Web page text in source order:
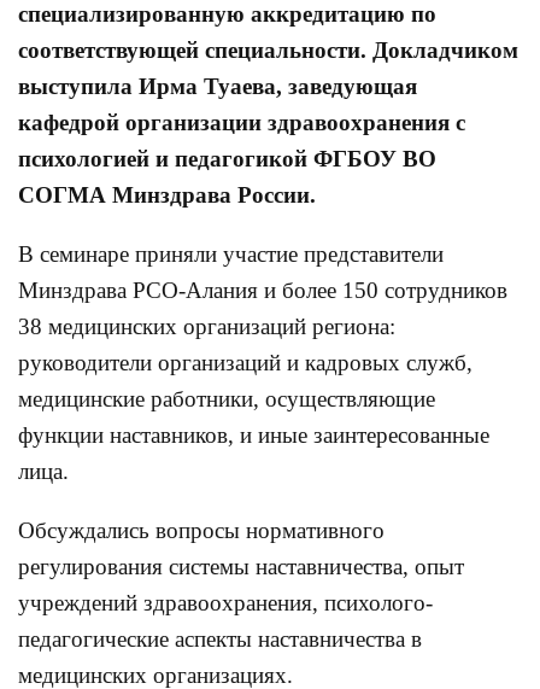
специализированную аккредитацию по
соответствующей специальности. Докладчиком
выступила Ирма Туаева, заведующая
кафедрой организации здравоохранения с
психологией и педагогикой ФГБОУ ВО
СОГМА Минздрава России.
В семинаре приняли участие представители
Минздрава РСО-Алания и более 150 сотрудников
38 медицинских организаций региона:
руководители организаций и кадровых служб,
медицинские работники, осуществляющие
функции наставников, и иные заинтересованные
лица.
Обсуждались вопросы нормативного
регулирования системы наставничества, опыт
учреждений здравоохранения, психолого-
педагогические аспекты наставничества в
медицинских организациях.